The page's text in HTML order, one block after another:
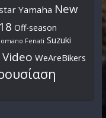
Yamaha New
Off-season
Fenati Suzuki
Video WeAreBikers